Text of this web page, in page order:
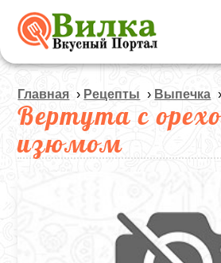
Главная › Рецепты › Выпечка ›
Вертута с
изюмом